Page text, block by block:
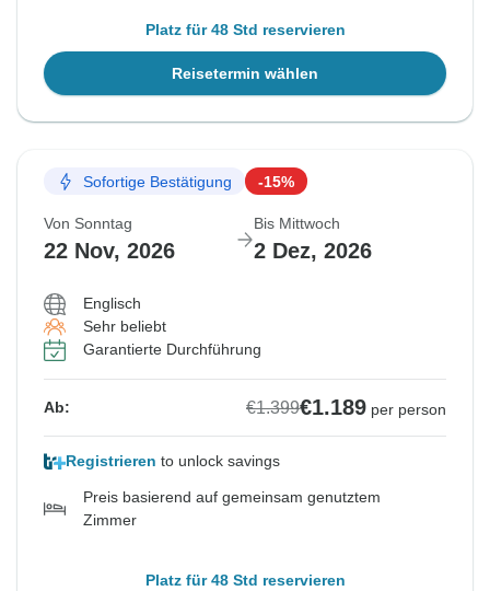
Platz für 48 Std reservieren
Reisetermin wählen
Sofortige Bestätigung -15%
Von Sonntag
22 Nov, 2026
Bis Mittwoch
2 Dez, 2026
Englisch
Sehr beliebt
Garantierte Durchführung
Ab: €1.399€1.189 per person
Registrieren to unlock savings
Preis basierend auf gemeinsam genutztem
Zimmer
Platz für 48 Std reservieren